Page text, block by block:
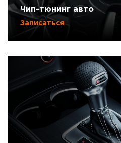
Чип-тюнинг авто
Записаться